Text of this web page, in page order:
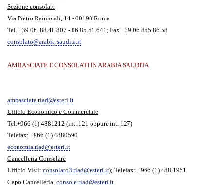
Sezione consolare
Via Pietro Raimondi, 14 - 00198 Roma
Tel. +39 06. 88.40.807 - 06 85.51.641; Fax +39 06 855 86 58
consolato@arabia-saudita.it
AMBASCIATE E CONSOLATI IN ARABIA SAUDITA
ambasciata.riad@esteri.it
Ufficio Economico e Commerciale
Tel.+966 (1) 4881212 (int. 121 oppure int. 127)
Telefax: +966 (1) 4880590
economia.riad@esteri.it
Cancelleria Consolare
Ufficio Visti: consolato3.riad@esteri.it); Telefax: +966 (1) 488 1951
Capo Cancelleria: console.riad@esteri.it